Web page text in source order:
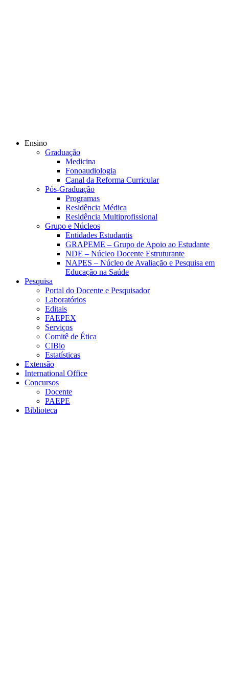
Ensino
Graduação
Medicina
Fonoaudiologia
Canal da Reforma Curricular
Pós-Graduação
Programas
Residência Médica
Residência Multiprofissional
Grupo e Núcleos
Entidades Estudantis
GRAPEME – Grupo de Apoio ao Estudante
NDE – Núcleo Docente Estruturante
NAPES – Núcleo de Avaliação e Pesquisa em
Educação na Saúde
Pesquisa
Portal do Docente e Pesquisador
Laboratórios
Editais
FAEPEX
Serviços
Comitê de Ética
CIBio
Estatísticas
Extensão
International Office
Concursos
Docente
PAEPE
Biblioteca